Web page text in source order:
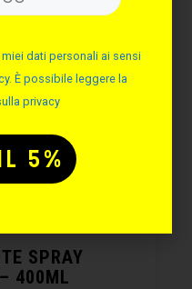
SPRAY
400ML
dati personali ai sensi
È possibile leggere la
privacy